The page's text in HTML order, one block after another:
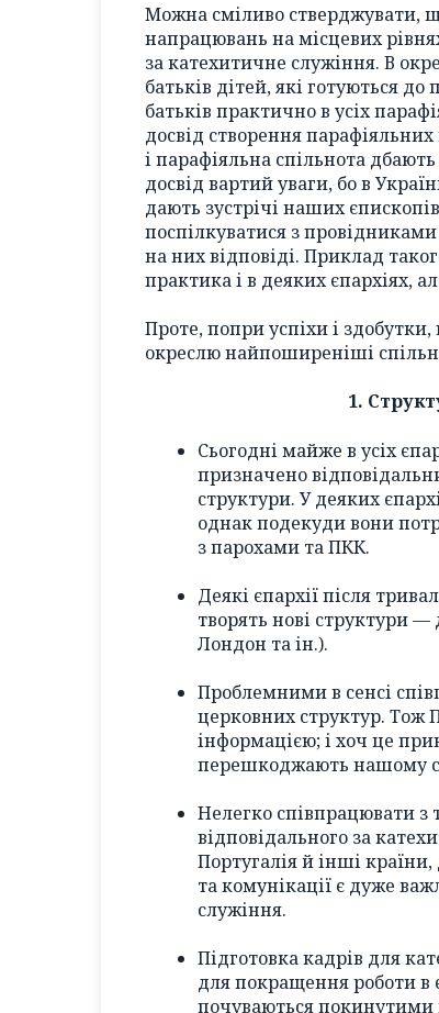
Можна сміливо стверджувати,
напрацювань на місцевих
за катехитичне служіння. В
батьків дітей, які готуються до
батьків практично в усіх
досвід створення
і парафіяльна спільнота
досвід вартий уваги, бо в
дають зустрічі наших
поспілкуватися з
на них відповіді. Приклад
практика і в деяких єпархіях,
Проте, попри успіхи і
окреслю найпоширеніші
1.
Сьогодні майже в усіх
призначено
структури. У деяких
однак подекуди вони
з парохами та ПКК.
Деякі єпархії після
творять нові структури —
Лондон та ін.).
Проблемними в сенсі
церковних структур. Тож
інформацією; і хоч це
перешкоджають нашому
Нелегко співпрацювати
відповідального за
Португалія й інші
та комунікації є дуже
служіння.
Підготовка кадрів для
для покращення роботи в
почуваються покинутими